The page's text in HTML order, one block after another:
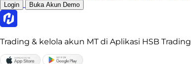
Login Buka Akun Demo
Trading & kelola akun MT di Aplikasi HSB Trading